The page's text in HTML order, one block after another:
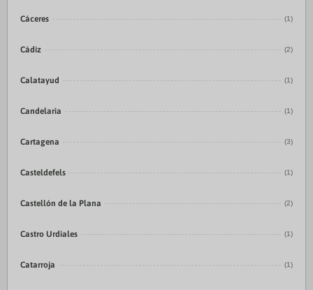
Cáceres (1)
Cádiz (2)
Calatayud (1)
Candelaria (1)
Cartagena (3)
Casteldefels (1)
Castellón de la Plana (2)
Castro Urdiales (1)
Catarroja (1)